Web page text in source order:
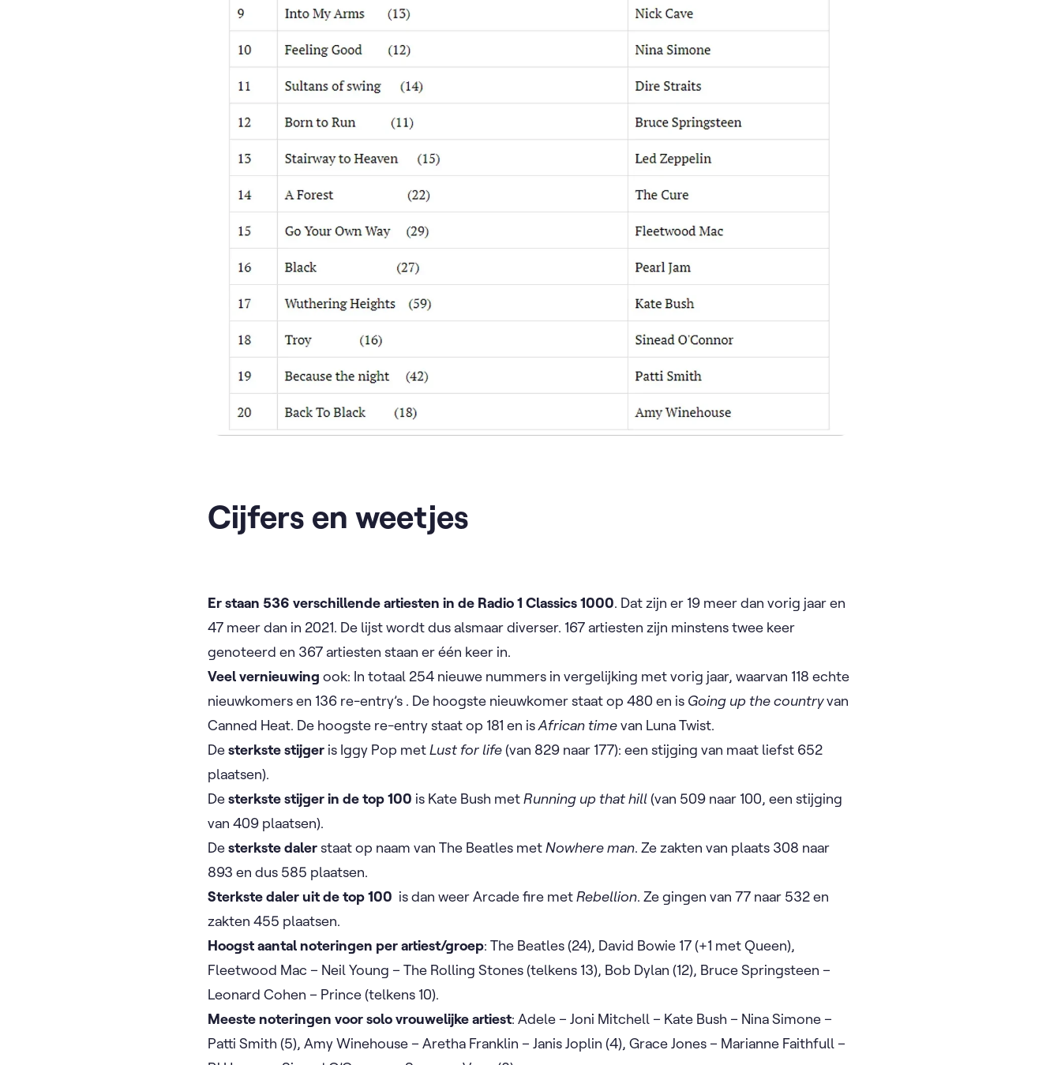
Cijfers en weetjes
Er staan 536 verschillende artiesten in de Radio 1 Classics 1000. Dat zijn er 19 meer dan vorig jaar en
47 meer dan in 2021. De lijst wordt dus alsmaar diverser. 167 artiesten zijn minstens twee keer
genoteerd en 367 artiesten staan er één keer in.
Veel vernieuwing ook: In totaal 254 nieuwe nummers in vergelijking met vorig jaar, waarvan 118 echte
nieuwkomers en 136 re-entry’s . De hoogste nieuwkomer staat op 480 en is Going up the countryvan
Canned Heat. De hoogste re-entry staat op 181 en isAfrican timevan Luna Twist.
Desterkste stijger is Iggy Pop metLust for life(van 829 naar 177): een stijging van maat liefst 652
plaatsen).
Desterkste stijger in de top 100 is Kate Bush metRunning up that hill(van 509 naar 100, een stijging
van 409 plaatsen).
Desterkste dalerstaat op naam van The Beatles metNowhere man. Ze zakten van plaats 308 naar
893 en dus 585 plaatsen.
Sterkste daler uit de top 100 is dan weer Arcade fire metRebellion. Ze gingen van 77 naar 532 en
zakten 455 plaatsen.
Hoogst aantal noteringen per artiest/groep: The Beatles (24), David Bowie 17 (+1 met Queen),
Fleetwood Mac – Neil Young – The Rolling Stones (telkens 13), Bob Dylan (12), Bruce Springsteen –
Leonard Cohen – Prince (telkens 10).
Meeste noteringen voor solo vrouwelijke artiest: Adele – Joni Mitchell – Kate Bush – Nina Simone –
Patti Smith (5), Amy Winehouse – Aretha Franklin – Janis Joplin (4), Grace Jones – Marianne Faithfull –